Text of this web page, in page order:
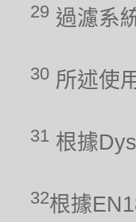
29 過濾系
30 所述使
31 根據
32根據